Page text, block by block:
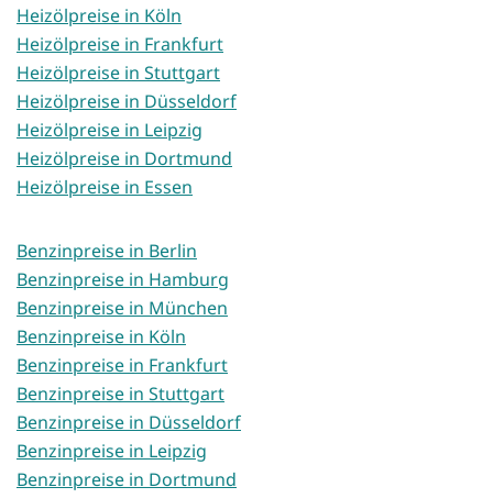
Heizölpreise in Köln
Heizölpreise in Frankfurt
Heizölpreise in Stuttgart
Heizölpreise in Düsseldorf
Heizölpreise in Leipzig
Heizölpreise in Dortmund
Heizölpreise in Essen
Benzinpreise in Berlin
Benzinpreise in Hamburg
Benzinpreise in München
Benzinpreise in Köln
Benzinpreise in Frankfurt
Benzinpreise in Stuttgart
Benzinpreise in Düsseldorf
Benzinpreise in Leipzig
Benzinpreise in Dortmund